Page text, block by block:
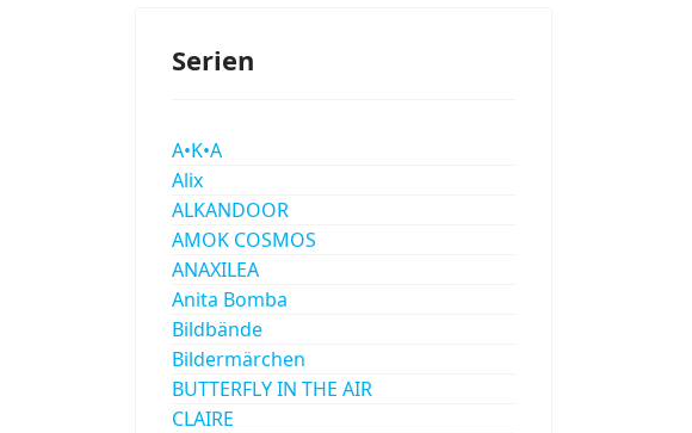
Serien
A•K•A
Alix
ALKANDOOR
AMOK COSMOS
ANAXILEA
Anita Bomba
Bildbände
Bildermärchen
BUTTERFLY IN THE AIR
CLAIRE